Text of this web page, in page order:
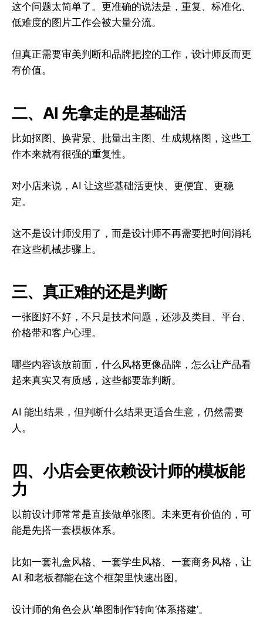
这个问题太简单了。更准确的说法是，重复、标准化、
低难度的图片工作会被大量分流。
但真正需要审美判断和品牌把控的工作，设计师反而更
有价值。
二、AI 先拿走的是基础活
比如抠图、换背景、批量出主图、生成规格图，这些工
作本来就有很强的重复性。
对小店来说，AI 让这些基础活更快、更便宜、更稳
定。
这不是设计师没用了，而是设计师不再需要把时间消耗
在这些机械步骤上。
三、真正难的还是判断
一张图好不好，不只是技术问题，还涉及类目、平台、
价格带和客户心理。
哪些内容该放前面，什么风格更像品牌，怎么让产品看
起来真实又有质感，这些都要靠判断。
AI 能出结果，但判断什么结果更适合生意，仍然需要
人。
四、小店会更依赖设计师的模板能
力
以前设计师常常是直接做单张图。未来更有价值的，可
能是先搭一套模板体系。
比如一套礼盒风格、一套学生风格、一套商务风格，让
AI 和老板都能在这个框架里快速出图。
设计师的角色会从‘单图制作’转向‘体系搭建’。